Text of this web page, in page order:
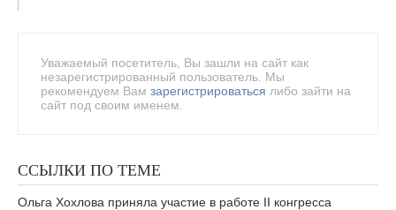
Уважаемый посетитель, Вы зашли на сайт как
незарегистрированный пользователь. Мы
рекомендуем Вам зарегистрироваться либо зайти на
сайт под своим именем.
ССЫЛКИ ПО ТЕМЕ
Ольга Хохлова приняла участие в работе II конгресса